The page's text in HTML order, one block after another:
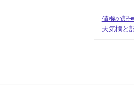
値欄の記
天気欄と